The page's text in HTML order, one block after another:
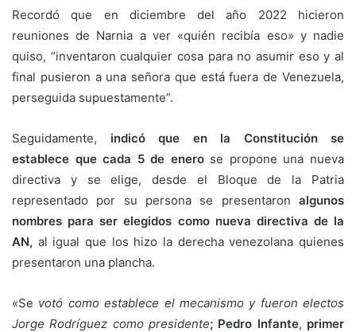
Recordó que en diciembre del año 2022 hicieron
reuniones de Narnia a ver «quién recibía eso» y nadie
quiso, “inventaron cualquier cosa para no asumir eso y al
final pusieron a una señora que está fuera de Venezuela,
perseguida supuestamente”.
Seguidamente, indicó que en la Constitución se
establece que cada 5 de enerose propone una nueva
directiva y se elige, desde el Bloque de la Patria
representado por su persona se presentaron algunos
nombres para ser elegidos como nueva directiva de la
AN, al igual que los hizo la derecha venezolana quienes
presentaron una plancha.
«Se votó como establece el mecanismo y fueron electos
Jorge Rodríguez como presidente; Pedro Infante, primer